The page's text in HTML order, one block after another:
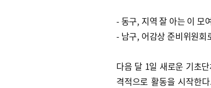
- 동구, 지역 잘 아는 이 모
- 남구, 어감상 준비위원회
다음 달 1일 새로운 기초
격적으로 활동을 시작한